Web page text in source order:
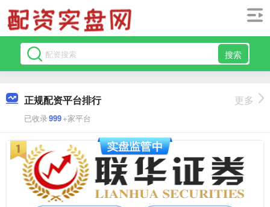
搜索
正规配资平台排行
已收录999+家平台
更多